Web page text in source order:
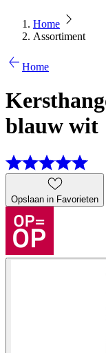
Home
Assortiment
Home
blauw wit
Opslaan in Favorieten